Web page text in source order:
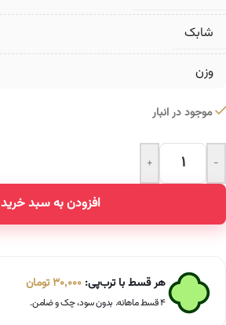
شابک
وزن
موجود در انبار
-
+
افزودن به سبد خرید
Alternative:
هر قسط با ترب‌پی: 30,000تومان
۴ قسط ماهانه. بدون سود، چک و ضامن.